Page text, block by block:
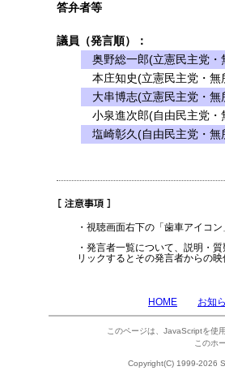
答弁者等
議員（発言順）：
奥野総一郎(立憲民主党・
本庄知史(立憲民主党・無
大串博志(立憲民主党・無
小泉進次郎(自由民主党・
塩崎彰久(自由民主党・無
・視聴画面右下の「歯車アイコ
・発言者一覧について、説明・
リックするとその発言者からの映
HOME お知
このページは、JavaScriptを使
このホ
Copyright(C) 1999-2026